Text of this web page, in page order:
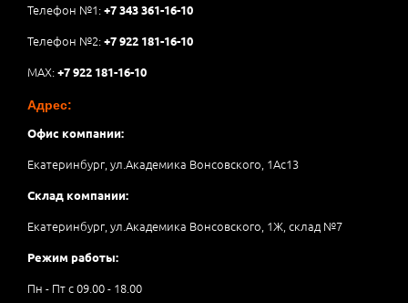
Телефон №1:+7 343 361-16-10
Телефон №2:+7 922 181-16-10
MAX:+7 922 181-16-10
Адрес:
Офис компании:
Екатеринбург, ул.Академика Вонсовского, 1Аc13
Склад компании:
Екатеринбург, ул.Академика Вонсовского, 1Ж, склад №7
Режим работы:
Пн - Пт с 09.00 - 18.00